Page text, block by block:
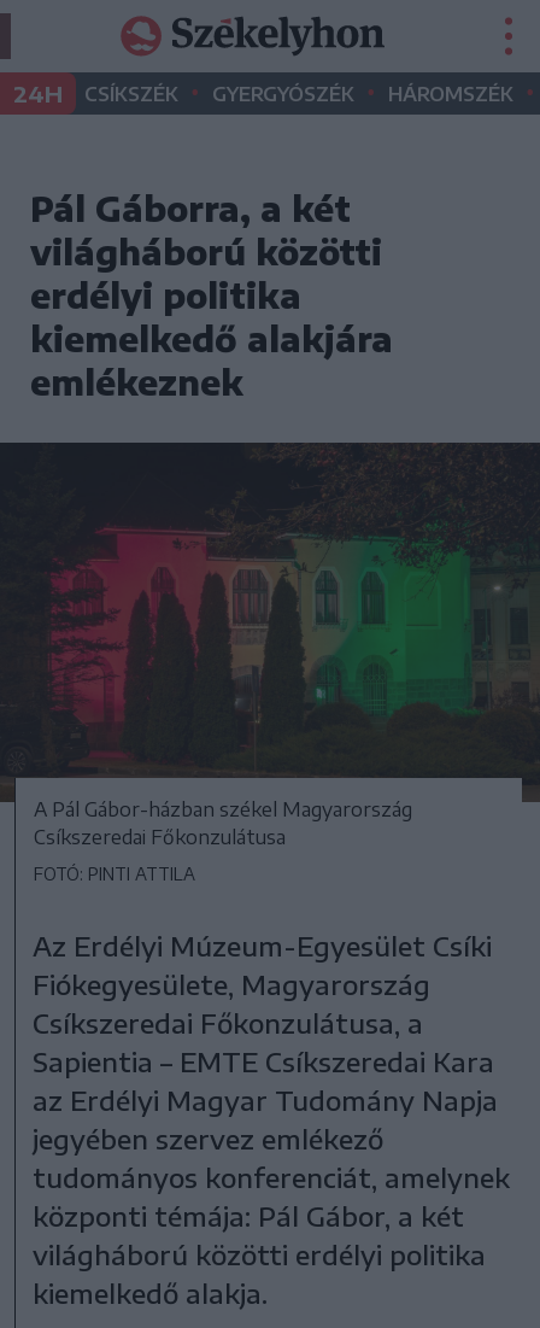
24H CSÍKSZÉK • GYERGYÓSZÉK • HÁROMSZÉK •
Pál Gáborra, a két
világháború közötti
erdélyi politika
kiemelkedő alakjára
emlékeznek
A Pál Gábor-házban székel Magyarország
Csíkszeredai Főkonzulátusa
FOTÓ: PINTI ATTILA
Az Erdélyi Múzeum-Egyesület Csíki
Fiókegyesülete, Magyarország
Csíkszeredai Főkonzulátusa, a
Sapientia – EMTE Csíkszeredai Kara
az Erdélyi Magyar Tudomány Napja
jegyében szervez emlékező
tudományos konferenciát, amelynek
központi témája: Pál Gábor, a két
világháború közötti erdélyi politika
kiemelkedő alakja.